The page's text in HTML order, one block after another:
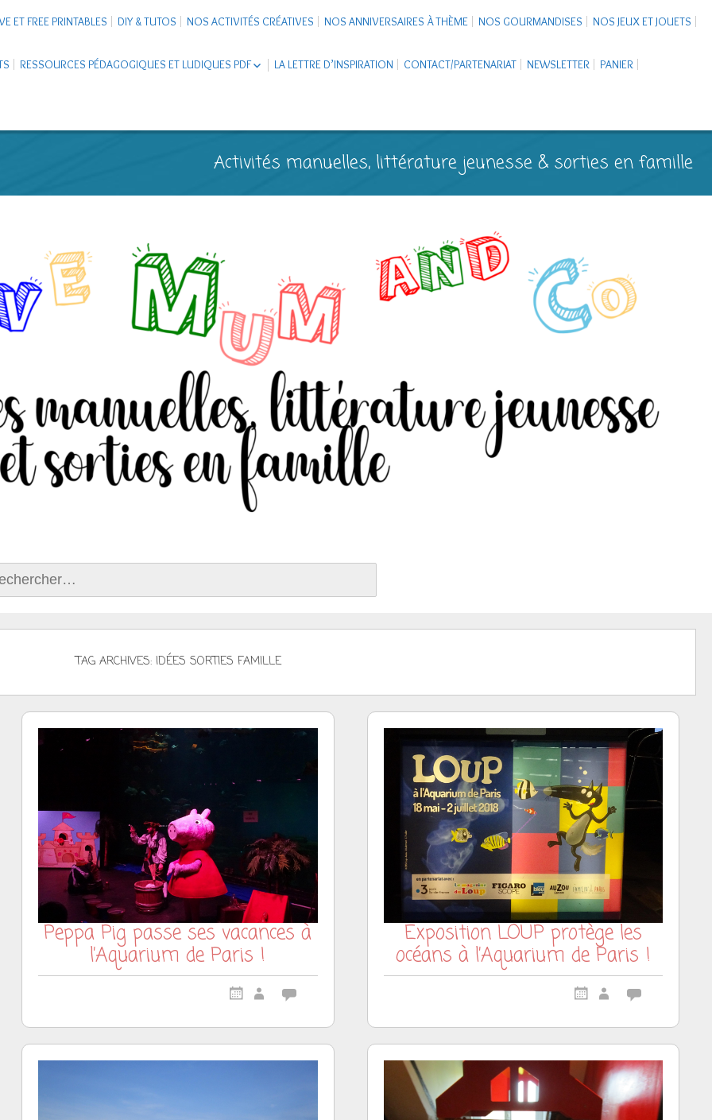
ET FREE PRINTABLES DIY & TUTOS NOS ACTIVITÉS CRÉATIVES NOS ANNIVERSAIRES À THÈME NOS GOURMANDISES NOS JEUX ET JOUETS
RESSOURCES PÉDAGOGIQUES ET LUDIQUES PDF
CARNETS DE VOYAGE ENFANTS
LA LETTRE D’INSPIRATION CONTACT/PARTENARIAT NEWSLETTER PANIER
Activités manuelles, littérature jeunesse & sorties en famille
TAG ARCHIVES: IDÉES SORTIES FAMILLE
Peppa Pig passe ses vacances à
l’Aquarium de Paris !
Exposition LOUP protège les
océans à l’Aquarium de Paris !